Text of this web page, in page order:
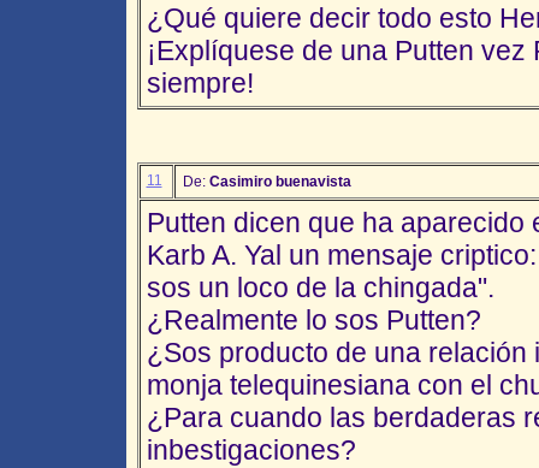
¿Qué quiere decir todo esto
¡Explíquese de una Putten vez
siempre!
11 De: Casimiro buenavista
Putten dicen que ha aparecido
Karb A. Yal un mensaje
sos un loco de la chingada".
¿Realmente lo sos Putten?
¿Sos producto de una relación
monja telequinesiana con el
¿Para cuando las berdaderas
inbestigaciones?